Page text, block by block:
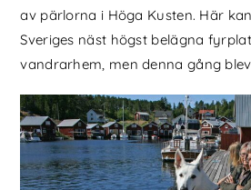
av pärlorna i Höga Kusten. Här
Sveriges näst högst belägna
vandrarhem, men denna gång